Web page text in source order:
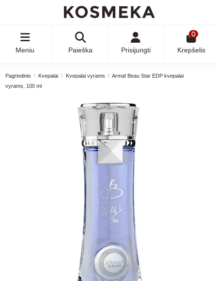
Meniu Paieška Prisijungti
0
Krepšelis
Pagrindinis Kvepalai Kvepalai vyrams
Armaf Beau Star EDP kvepalai
vyrams, 100 ml